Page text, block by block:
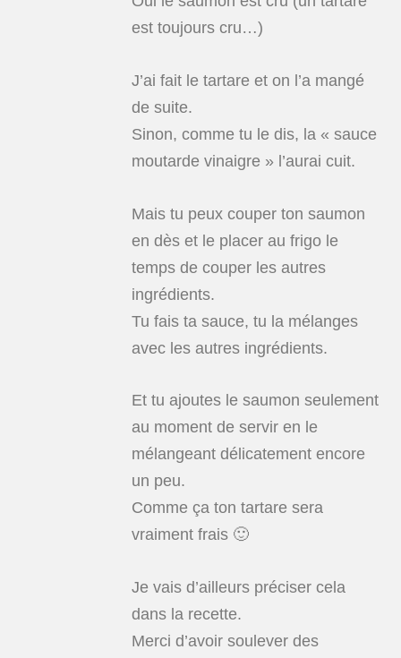
est toujours cru…)
J’ai fait le tartare et on l’a mangé
de suite.
Sinon, comme tu le dis, la « sauce
moutarde vinaigre » l’aurai cuit.
Mais tu peux couper ton saumon
en dès et le placer au frigo le
temps de couper les autres
ingrédients.
Tu fais ta sauce, tu la mélanges
avec les autres ingrédients.
Et tu ajoutes le saumon seulement
au moment de servir en le
mélangeant délicatement encore
un peu.
Comme ça ton tartare sera
vraiment frais 🙂
Je vais d’ailleurs préciser cela
dans la recette.
Merci d’avoir soulever des